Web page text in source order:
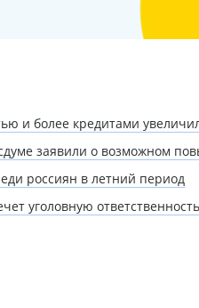
и более кредитами
заявили о возможном
россиян в летний период
уголовную ответственность